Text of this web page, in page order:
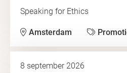
Speaking for Ethics
Amsterdam
8 september 2026